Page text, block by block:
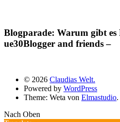
Blogparade: Warum gibt es
ue30Blogger and friends –
© 2026 Claudias Welt.
Powered by WordPress
Theme: Weta von Elmastudio.
Nach Oben